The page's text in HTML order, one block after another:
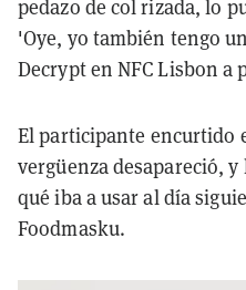
pedazo de col rizada, lo
'Oye, yo también tengo
Decrypt en NFC Lisbon a
El participante encurtido
vergüenza desapareció,
qué iba a usar al día
Foodmasku.